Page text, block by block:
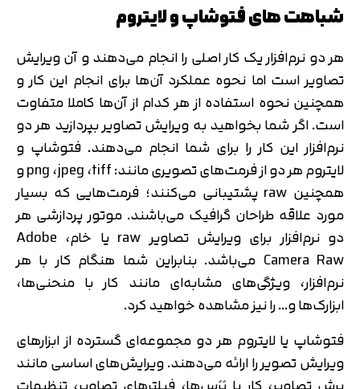
شباهت های فتوشاپ و لایتروم
هر دو نرم‌افزار یک کار اصلی را انجام می‌دهند و آن ویرایش
تصاویر است اما نحوه عملکرد آن‌ها برای انجام این کار و
همچنین نحوه استفاده از هر کدام از آن‌ها کاملا متفاوت
است. اگر شما بخواهید به ویرایش تصاویر بپردازید هر دو
نرم‌افزار این کار را برای شما انجام می‌دهند. فتوشاپ و
لایتروم هر دو از فرمت‌های تصویری مانند: png ،jpeg ،tiff و
همچنین raw پشتیبانی می‌کنند؛ فرمت‌هایی که بسیار
مورد علاقه طراحان گرافیک می‌باشند. موتور پردازشی هر
دو نرم‌افزار برای ویرایش تصاویر raw یا خام، Adobe
Camera Raw می‌باشد. بنابراین شما هنگام کار با هر
نرم‌افزار، ویژگی‌های مشابه‌ای مانند کار با منحنی‌ها،
ابزارک‌ها و… را نیز مشاهده خواهید کرد.
فتوشاپ یا لایتروم هر دو مجموعه‌ای گسترده از ابزارهای
ویرایش تصویر را ارائه می‌دهند. ویرایش‌های اساسی مانند